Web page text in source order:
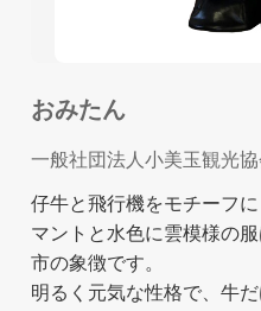
おみたん
一般社団法人小美玉観光協
仔牛と飛行機をモチーフ
マントと水色に雲模様の
市の象徴です。
明るく元気な性格で、牛